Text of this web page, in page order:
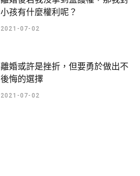
小孩有什麼權利呢？
2021-07-02
離婚或許是挫折，但要勇於做出不
後悔的選擇
2021-07-02